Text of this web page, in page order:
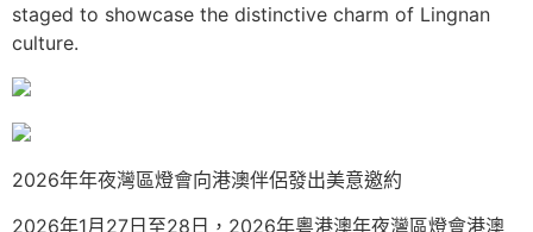
staged to showcase the distinctive charm of Lingnan
culture.
2026年年夜灣區燈會向港澳伴侶發出美意邀約
2026年1月27日至28日，2026年粵港澳年夜灣區燈會港澳